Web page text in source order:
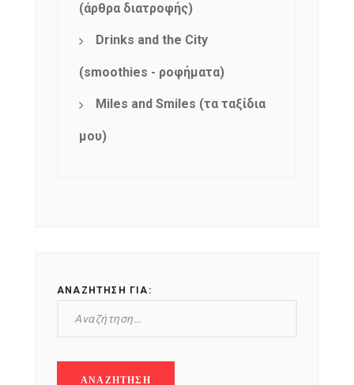
(άρθρα διατροφής)
Drinks and the City
(smoothies - ροφήματα)
Miles and Smiles (τα ταξίδια
μου)
ΑΝΑΖΉΤΗΣΗ ΓΙΑ: